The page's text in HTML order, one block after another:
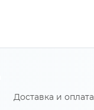
Доставка и оплата